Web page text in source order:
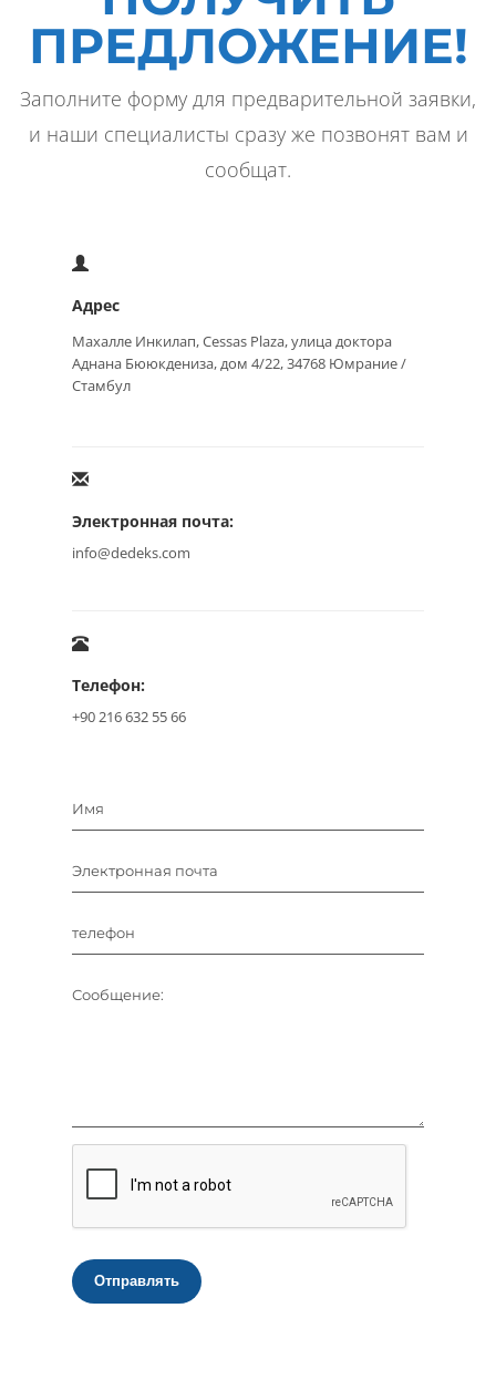
ПРЕДЛОЖЕНИЕ!
Заполните форму для предварительной заявки,
и наши специалисты сразу же позвонят вам и
сообщат.
Адрес
Махалле Инкилап, Cessas Plaza, улица доктора
Аднана Бююкдениза, дом 4/22, 34768 Юмрание /
Стамбул
Электронная почта:
info@dedeks.com
Телефон:
+90 216 632 55 66
Имя
Электронная почта
телефон
Сообщение:
Отправлять